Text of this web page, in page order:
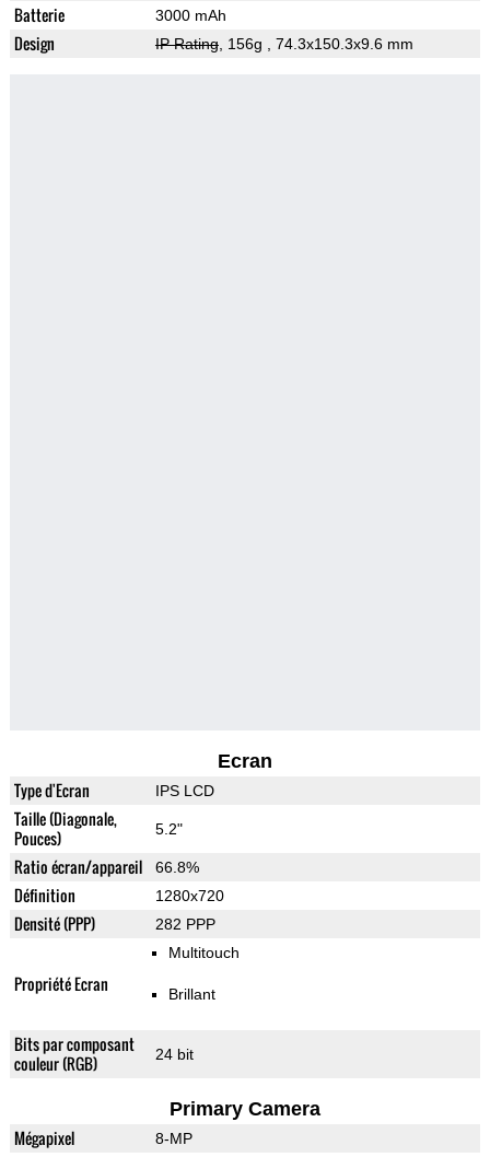
Batterie 3000 mAh
Design IP Rating, 156g , 74.3x150.3x9.6 mm
Ecran
Type d'Ecran IPS LCD
Taille (Diagonale,
Pouces)
5.2"
Ratio écran/appareil 66.8%
Définition 1280x720
Densité (PPP) 282 PPP
Propriété Ecran
Multitouch
Brillant
Bits par composant
couleur (RGB)
24 bit
Primary Camera
Mégapixel 8-MP